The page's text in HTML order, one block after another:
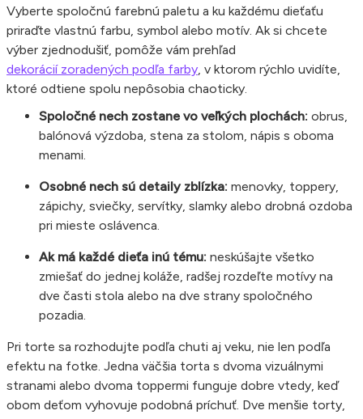
Vyberte spoločnú farebnú paletu a ku každému dieťaťu
priraďte vlastnú farbu, symbol alebo motív. Ak si chcete
výber zjednodušiť, pomôže vám prehľad
dekorácií zoradených podľa farby , v ktorom rýchlo uvidíte,
ktoré odtiene spolu nepôsobia chaoticky.
Spoločné nech zostane vo veľkých plochách: obrus,
balónová výzdoba, stena za stolom, nápis s oboma
menami.
Osobné nech sú detaily zblízka: menovky, toppery,
zápichy, sviečky, servítky, slamky alebo drobná ozdoba
pri mieste oslávenca.
Ak má každé dieťa inú tému: neskúšajte všetko
zmiešať do jednej koláže, radšej rozdeľte motívy na
dve časti stola alebo na dve strany spoločného
pozadia.
Pri torte sa rozhodujte podľa chuti aj veku, nie len podľa
efektu na fotke. Jedna väčšia torta s dvoma vizuálnymi
stranami alebo dvoma toppermi funguje dobre vtedy, keď
obom deťom vyhovuje podobná príchuť. Dve menšie torty,